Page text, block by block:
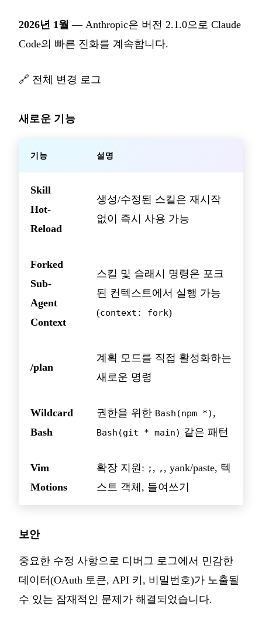
2026년 1월 — Anthropic은 버전 2.1.0으로 Claude
Code의 빠른 진화를 계속합니다.
🔗 전체 변경 로그
새로운 기능
기능 설명
Skill
Hot-
Reload
생성/수정된 스킬은 재시작
없이 즉시 사용 가능
Forked
Sub-
Agent
Context
스킬 및 슬래시 명령은 포크
된 컨텍스트에서 실행 가능
(context: fork)
/plan
계획 모드를 직접 활성화하는
새로운 명령
Wildcard
Bash
권한을 위한 Bash(npm *) ,
Bash(git * main) 같은 패턴
Vim
Motions
확장 지원: ; , , , yank/paste, 텍
스트 객체, 들여쓰기
보안
중요한 수정 사항으로 디버그 로그에서 민감한
데이터(OAuth 토큰, API 키, 비밀번호)가 노출될
수 있는 잠재적인 문제가 해결되었습니다.